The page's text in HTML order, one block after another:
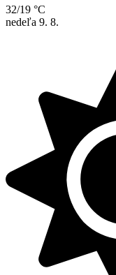
32/19 °C
nedeľa 9. 8.